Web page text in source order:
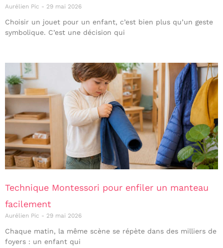
Aurélien Pic 29 mai 2026
Choisir un jouet pour un enfant, c’est bien plus qu’un geste
symbolique. C’est une décision qui
Technique Montessori pour enfiler un manteau
facilement
Aurélien Pic 29 mai 2026
Chaque matin, la même scène se répète dans des milliers de
foyers : un enfant qui